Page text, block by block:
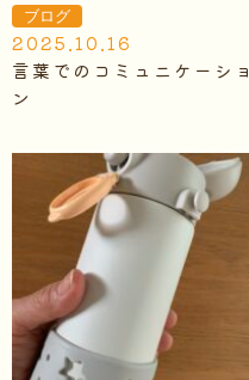
ブログ
2025.10.16
言葉でのコミュニケーショ
ン